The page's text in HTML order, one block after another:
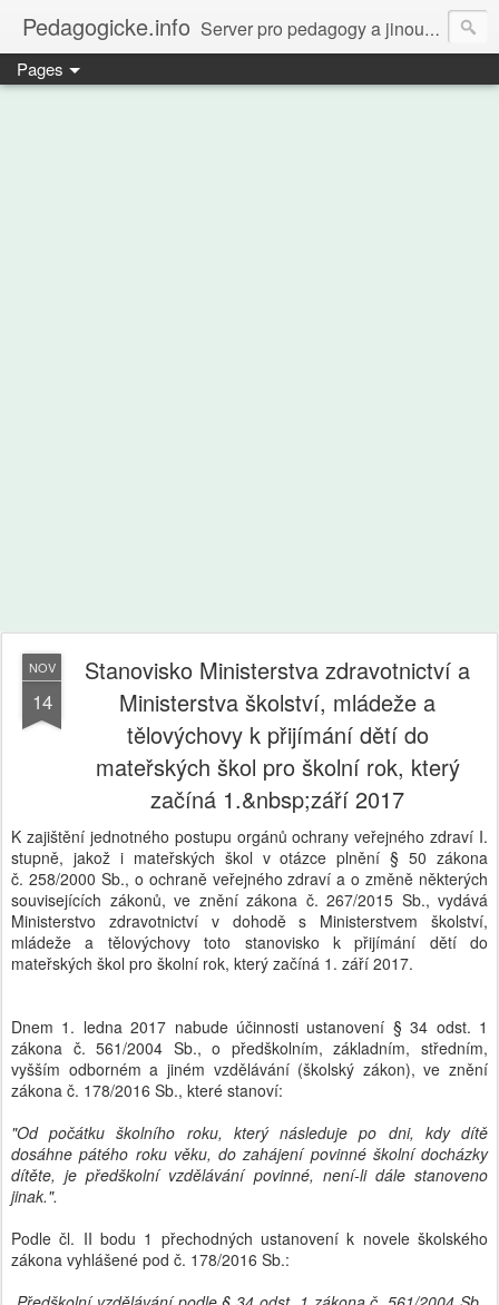
Pedagogicke.info Server pro pedagogy a jinou zvířenu
Pages
NOV
14
Stanovisko Ministerstva zdravotnictví a
Ministerstva školství, mládeže a
tělovýchovy k přijímání dětí do
mateřských škol pro školní rok, který
začíná 1.&nbsp;září 2017
K zajištění jednotného postupu orgánů ochrany veřejného zdraví I.
stupně, jakož i mateřských škol v otázce plnění § 50 zákona
č. 258/2000 Sb., o ochraně veřejného zdraví a o změně některých
souvisejících zákonů, ve znění zákona č. 267/2015 Sb., vydává
Ministerstvo zdravotnictví v dohodě s Ministerstvem školství,
mládeže a tělovýchovy toto stanovisko k přijímání dětí do
mateřských škol pro školní rok, který začíná 1. září 2017.
Dnem 1. ledna 2017 nabude účinnosti ustanovení § 34 odst. 1
zákona č. 561/2004 Sb., o předškolním, základním, středním,
vyšším odborném a jiném vzdělávání (školský zákon), ve znění
zákona č. 178/2016 Sb., které stanoví:
"Od počátku školního roku, který následuje po dni, kdy dítě
dosáhne pátého roku věku, do zahájení povinné školní docházky
dítěte, je předškolní vzdělávání povinné, není-li dále stanoveno
jinak.".
Podle čl. II bodu 1 přechodných ustanovení k novele školského
zákona vyhlášené pod č. 178/2016 Sb.: